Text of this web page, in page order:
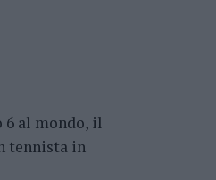
al mondo, il
tennista in